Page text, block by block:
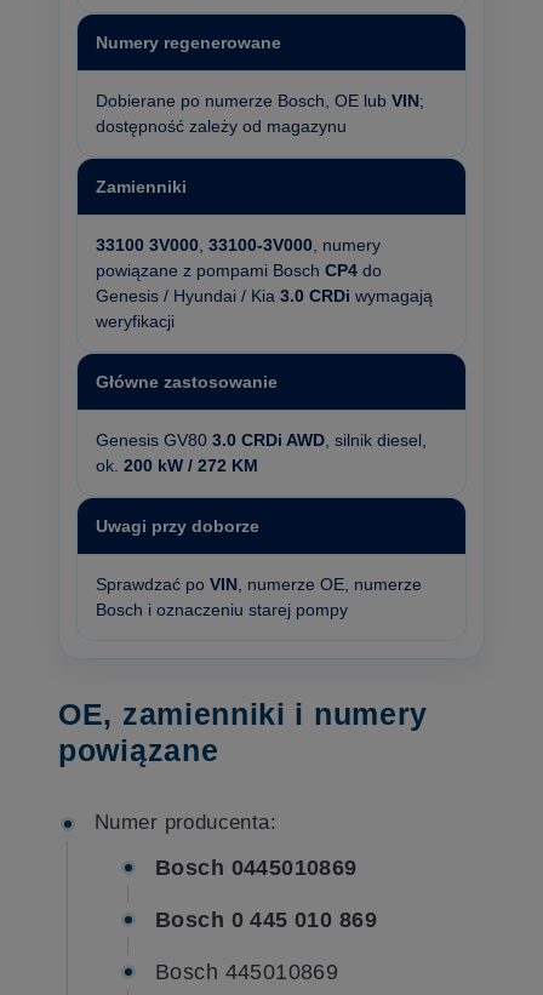
Numery regenerowane
Dobierane po numerze Bosch, OE lub VIN;
dostępność zależy od magazynu
Zamienniki
33100 3V000 33100-3V000 , numery
powiązane z pompami Bosch CP4 do
Genesis / Hyundai / Kia 3.0 CRDi wymagają
weryfikacji
Główne zastosowanie
Genesis GV80 3.0 CRDi AWD , silnik diesel,
ok. 200 kW / 272 KM
Uwagi przy doborze
Sprawdzać po VIN , numerze OE, numerze
Bosch i oznaczeniu starej pompy
OE, zamienniki i numery
powiązane
Numer producenta:
Bosch 0445010869
Bosch 0 445 010 869
Bosch 445010869